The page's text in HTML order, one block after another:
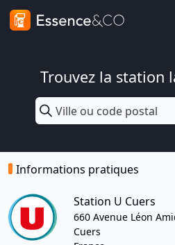
Trouvez la station
Informations pratiques
Station U Cuers
660 Avenue Léon
Cuers